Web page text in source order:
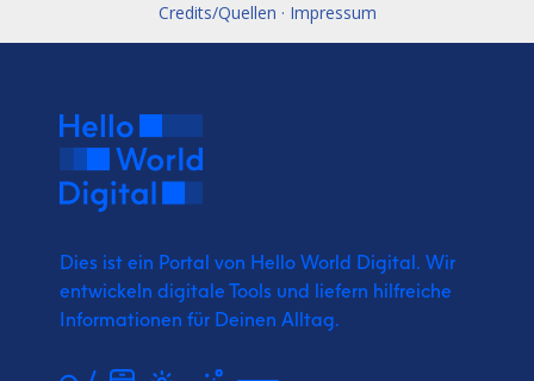
Credits/Quellen · Impressum
Dies ist ein Portal von Hello World Digital. Wir
entwickeln digitale Tools und liefern hilfreiche
Informationen für Deinen Alltag.